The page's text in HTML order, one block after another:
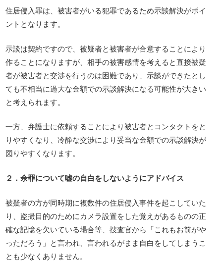
住居侵入罪は、被害者がいる犯罪であるため示談解決がポイ
ントとなります。
示談は契約ですので、被疑者と被害者が合意することにより
作ることになりますが、相手の被害感情を考えると直接被疑
者が被害者と交渉を行うのは困難であり、示談ができたとし
ても不相当に過大な金額での示談解決になる可能性が大きい
と考えられます。
一方、弁護士に依頼することにより被害者とコンタクトをと
りやすくなり、冷静な交渉により妥当な金額での示談解決が
図りやすくなります。
２．余罪について嘘の自白をしないようにアドバイス
被疑者の方が同時期に複数件の住居侵入事件を起こしていた
り、盗撮目的のためにカメラ設置をした覚えがあるものの正
確な記憶を欠いている場合等、捜査官から「これもお前がや
っただろう」と言われ、言われるがまま自白をしてしまうこ
とも少なくありません。